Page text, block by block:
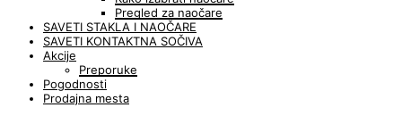
Pregled za naočare
SAVETI STAKLA I NAOČARE
SAVETI KONTAKTNA SOČIVA
Akcije
Preporuke
Pogodnosti
Prodajna mesta